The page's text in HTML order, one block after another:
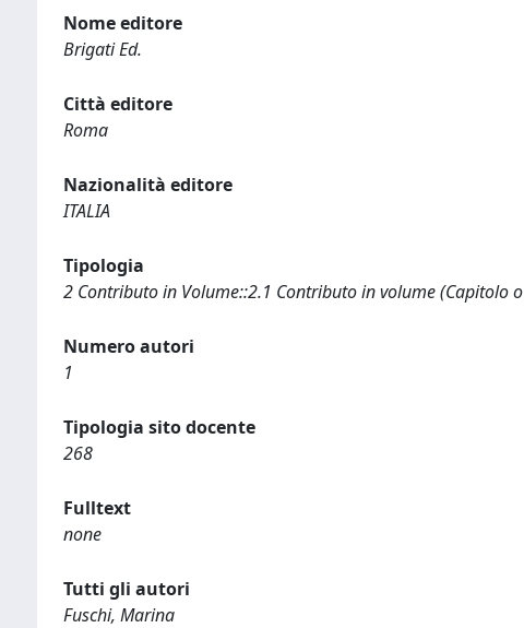
Nome editore
Brigati Ed.
Città editore
Roma
Nazionalità editore
ITALIA
Tipologia
2 Contributo in Volume::2.1 Contributo in volume (Capitolo
Numero autori
1
Tipologia sito docente
268
Fulltext
none
Tutti gli autori
Fuschi, Marina